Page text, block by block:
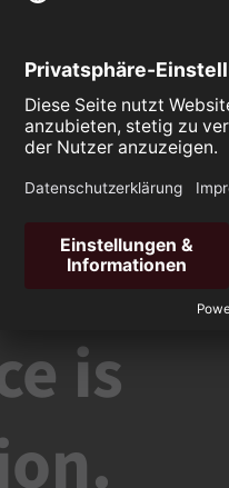
Finance
Management
is